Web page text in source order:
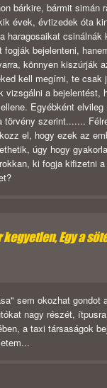
bárkire, bármit simán
évek, évtizedek óta
haragosaikat
bejelenteni,
könnyen kiszúrják
kell megírni, te
a
Egyébként
szerint.......
el, hogy ezek az
úgy hogy
ki fogja
kegyetlen, Egy a
sem okozhat
nagy részét,
a taxi társaságok